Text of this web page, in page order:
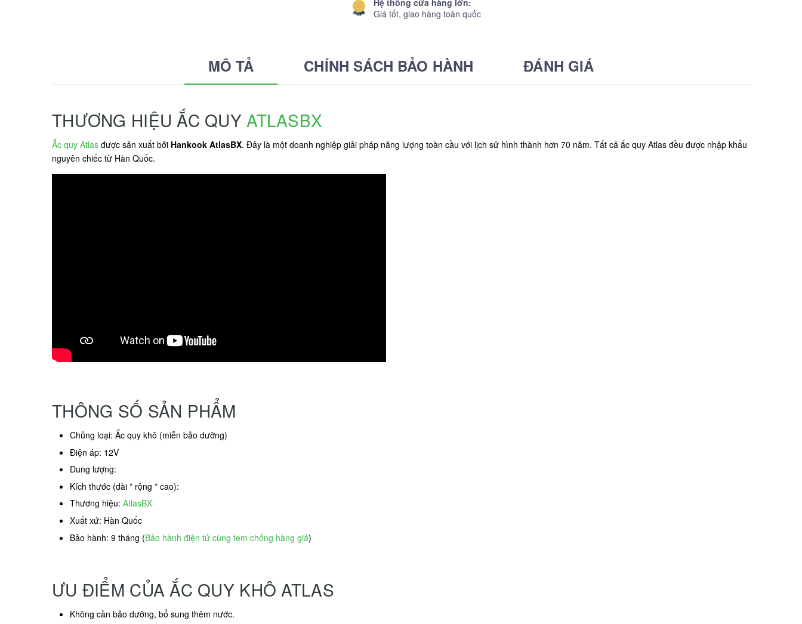
Giá tốt, giao hàng toàn quốc
MÔ TẢ CHÍNH SÁCH BẢO HÀNH ĐÁNH GIÁ
THƯƠNG HIỆU ẮC QUYATLASBX
Ắc quy Atlas được sản xuất bởi Hankook AtlasBX. Đây là một doanh nghiệp giải pháp năng lượng toàn cầu với lịch sử hình thành hơn 70 năm. Tất cả ắc quy Atlas đều được nhập khẩu
nguyên chiếc từ Hàn Quốc.
THÔNG SỐ SẢN PHẨM
Chủng loại: Ắc quy khô (miễn bảo dưỡng)
Điện áp: 12V
Dung lượng:
Kích thước (dài * rộng * cao):
Thương hiệu: AtlasBX
Xuất xứ: Hàn Quốc
Bảo hành: 9 tháng (Bảo hành điện tử cùng tem chống hàng giả)
ƯU ĐIỂM CỦA ẮC QUY KHÔ ATLAS
Không cần bảo dưỡng, bổ sung thêm nước.